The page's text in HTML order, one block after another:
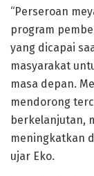
“Perseroan
program
yang dicapai
masyarakat
masa depan.
mendorong
berkelanjutan,
meningkatkan
ujar Eko.